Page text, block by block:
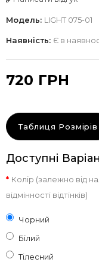
Модель: LIGHT 075-01
Наявність: Є в
720 ГРН
Таблиця Розмірів
Доступні
Колір (залежно від
відмінності відтінків)
Чорний
Білий
Тілесний